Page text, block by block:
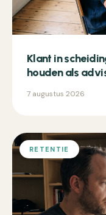
Klant in
houden als
7 augustus 2026
RETENTIE